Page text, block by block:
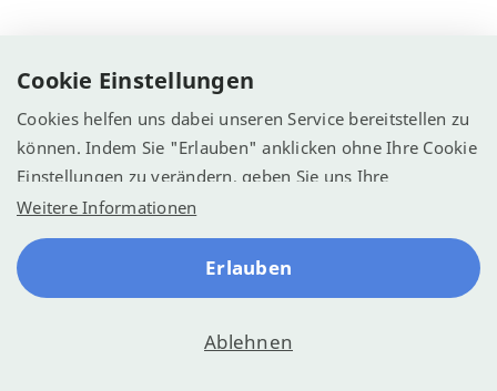
Cookie Einstellungen
Cookies helfen uns dabei unseren Service bereitstellen zu
können. Indem Sie "Erlauben" anklicken ohne Ihre Cookie
Einstellungen zu verändern, geben Sie uns Ihre
Einwilligung Cookies zu verwenden.
Weitere Informationen
Erlauben
Ablehnen